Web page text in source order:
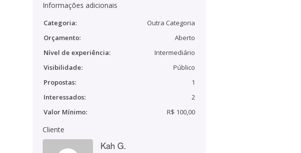
Informações adicionais
Categoria:
Outra Categoria
Orçamento:
Aberto
Nível de experiência:
Intermediário
Visibilidade:
Público
Propostas:
1
Interessados:
2
Valor Mínimo:
R$ 100,00
Cliente
Kah G.